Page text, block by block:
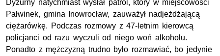
Dyżurny natychmiast wysłał patrol, który w miejscowości
Pałwinek, gmina Inowrocław, zauważył nadjeżdżającą
ciężarówkę. Podczas rozmowy z 47-letnim kierowcą
policjanci od razu wyczuli od niego woń alkoholu.
Ponadto z mężczyzną trudno było rozmawiać, bo jedynie